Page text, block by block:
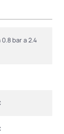
bar a 2.4